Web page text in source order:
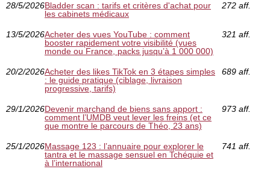
28/5/2026Bladder scan : tarifs et critères d'achat pour
les cabinets médicaux
272 aff.
13/5/2026Acheter des vues YouTube : comment
booster rapidement votre visibilité (vues
monde ou France, packs jusqu’à 1 000 000)
321 aff.
20/2/2026Acheter des likes TikTok en 3 étapes simples
: le guide pratique (ciblage, livraison
progressive, tarifs)
689 aff.
29/1/2026Devenir marchand de biens sans apport :
comment l’UMDB veut lever les freins (et ce
que montre le parcours de Théo, 23 ans)
973 aff.
25/1/2026Massage 123 : l’annuaire pour explorer le
tantra et le massage sensuel en Tchéquie et
à l’international
741 aff.